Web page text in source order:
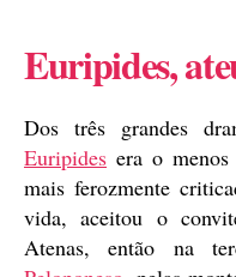
Euripides,
Dos três grandes
Euripides era o
mais ferozmente
vida, aceitou o
Atenas, então na